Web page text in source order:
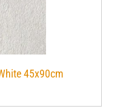
45x90cm